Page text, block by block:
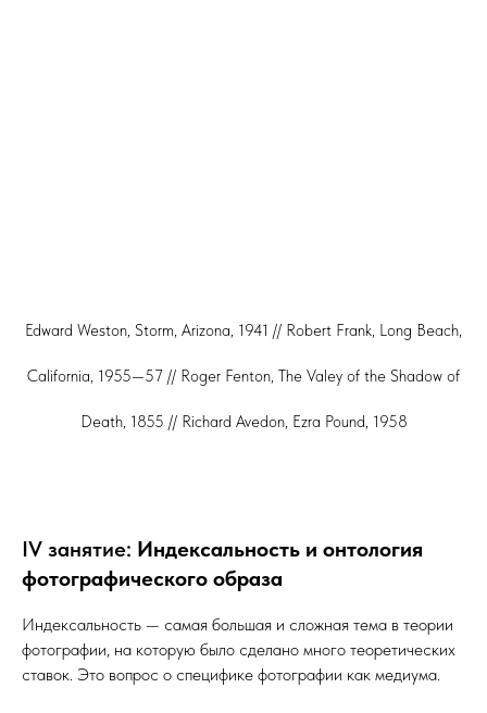
Edward Weston, Storm, Arizona, 1941 // Robert Frank, Long Beach,
California, 1955—57 // Roger Fenton, The Valey of the Shadow of
Death, 1855 // Richard Avedon, Ezra Pound, 1958
IV занятие: Индексальность и онтология
фотографического образа
Индексальность — самая большая и сложная тема в теории
фотографии, на которую было сделано много теоретических
ставок. Это вопрос о специфике фотографии как медиума.